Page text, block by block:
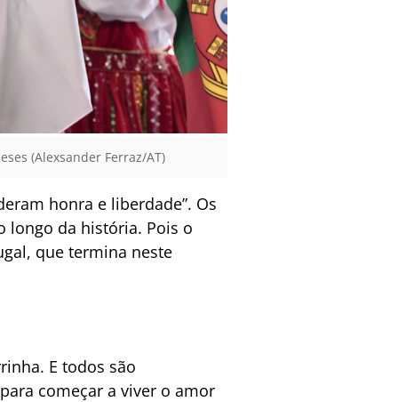
(Alexsander Ferraz/AT)
honra e liberdade”. Os
longo da história. Pois o
que termina neste
E todos são
começar a viver o amor